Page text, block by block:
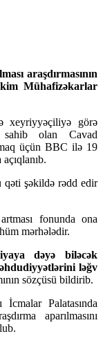
araşdırmasının
Mühafizəkarlar
xeyriyyəçiliyə görə
sahib olan Cavad
üçün BBC ilə 19
qəti şəkildə rədd edir
fonunda ona
mərhələdir.
dəyə biləcək
ləğv
sözçüsü bildirib.
İcmalar Palatasında
aparılmasını